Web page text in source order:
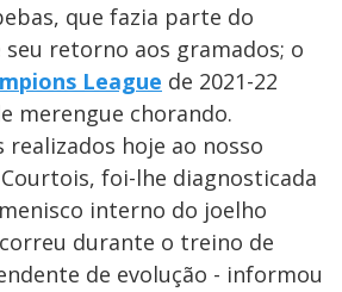
que fazia parte do
retorno aos gramados; o
League de 2021-22
merengue chorando.
realizados hoje ao nosso
foi-lhe diagnosticada
interno do joelho
durante o treino de
de evolução - informou